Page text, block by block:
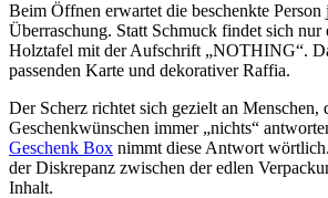
Beim Öffnen erwartet die beschenkte Person
Überraschung. Statt Schmuck findet sich nur
Holztafel mit der Aufschrift „NOTHING“.
passenden Karte und dekorativer Raffia.
Der Scherz richtet sich gezielt an Menschen,
Geschenkwünschen immer „nichts“
Geschenk Box nimmt diese Antwort
der Diskrepanz zwischen der edlen
Inhalt.